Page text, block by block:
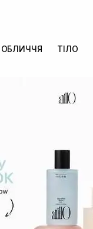
ОБЛИЧЧЯ ТІЛО